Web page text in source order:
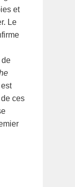
et
Le
de
ces